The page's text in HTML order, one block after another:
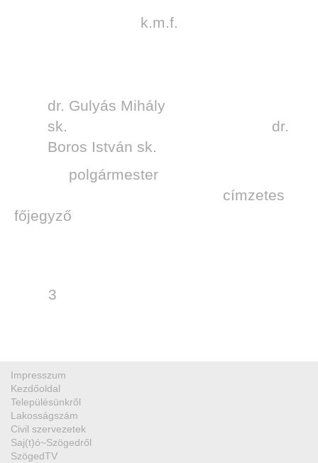
k.m.f.
dr. Gulyás Mihály
sk. dr.
Boros István sk.
polgármester
címzetes
főjegyző
3
Impresszum
Kezdőoldal
Településünkről
Lakosságszám
Civil szervezetek
Saj(t)ó~Szögedről
SzögedTV